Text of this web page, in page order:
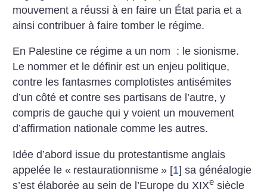
mouvement a réussi à en faire un État paria et a
ainsi contribuer à faire tomber le régime.
En Palestine ce régime a un nom : le sionisme.
Le nommer et le définir est un enjeu politique,
contre les fantasmes complotistes antisémites
d’un côté et contre ses partisans de l’autre, y
compris de gauche qui y voient un mouvement
d’affirmation nationale comme les autres.
Idée d’abord issue du protestantisme anglais
appelée le « restaurationnisme » [1] sa généalogie
s’est élaborée au sein de l’Europe du XIXe siècle